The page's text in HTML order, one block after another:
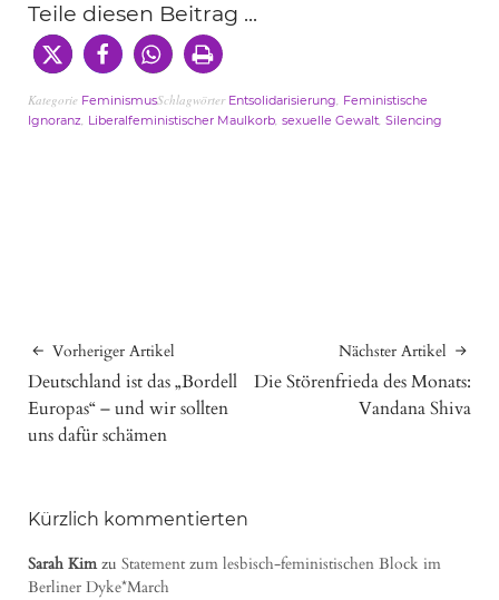
Teile diesen Beitrag ...
Kategorie FeminismusSchlagwörter Entsolidarisierung, Feministische
Ignoranz, Liberalfeministischer Maulkorb, sexuelle Gewalt, Silencing
Vorheriger Artikel
Deutschland ist das „Bordell
Europas“ – und wir sollten
uns dafür schämen
Nächster Artikel
Die Störenfrieda des Monats:
Vandana Shiva
Kürzlich kommentierten
Sarah Kimzu Statement zum lesbisch-feministischen Block im
Berliner Dyke*March